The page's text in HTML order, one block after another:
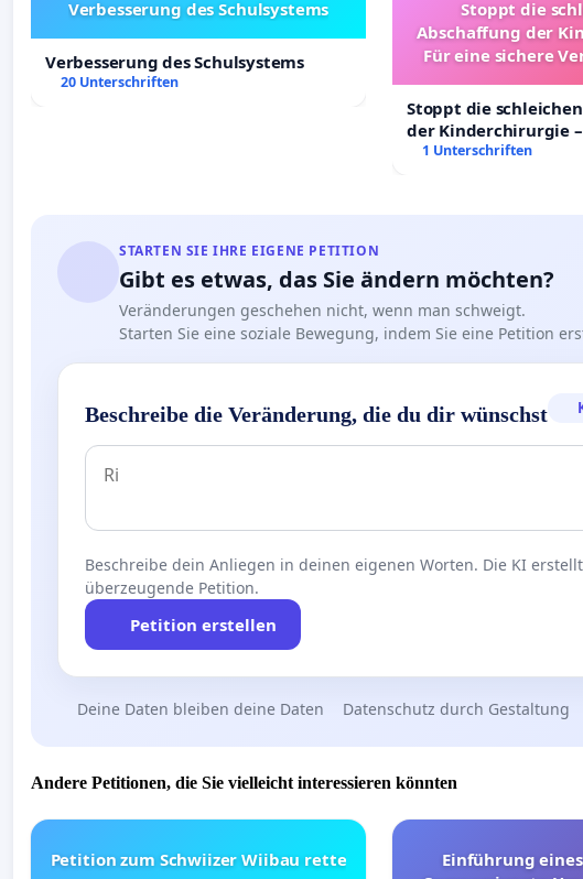
Verbesserung des Schulsystems
Verbesserung des Schulsystems
20 Unterschriften
Stoppt die
Abschaffung der
Für eine sichere
Stoppt die
der Kinderchirurgie
sichere Versorgung
1 Unterschriften
STARTEN SIE IHRE EIGENE PETITION
Gibt es etwas, das Sie ändern möchten?
Veränderungen geschehen nicht, wenn man schweigt.
Starten Sie eine soziale Bewegung, indem Sie eine Petition
Beschreibe die Veränderung, die du dir wünschst
Beschreibe dein Anliegen in deinen eigenen Worten. Die KI
überzeugende Petition.
Petition erstellen
Deine Daten bleiben deine Daten Datenschutz durch Gestaltung
Andere Petitionen, die Sie vielleicht interessieren könnten
Petition zum Schwiizer Wiibau rette
Einführung